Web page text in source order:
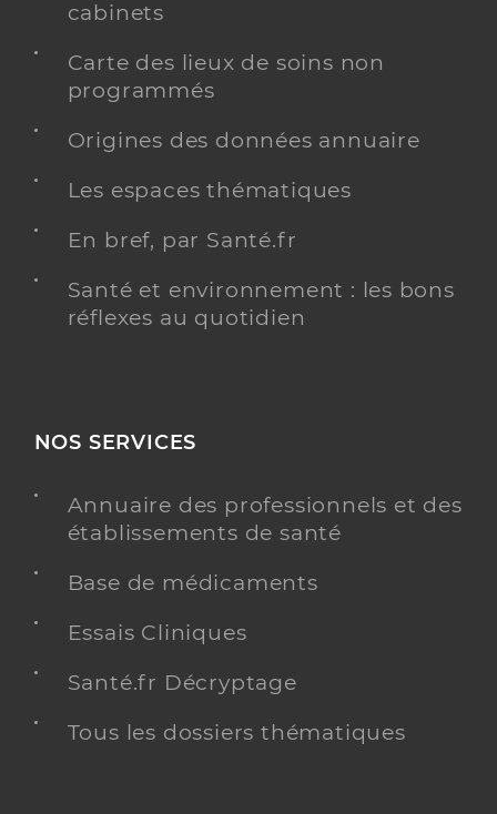
cabinets
Carte des lieux de soins non
programmés
Origines des données annuaire
Les espaces thématiques
En bref, par Santé.fr
Santé et environnement : les bons
réflexes au quotidien
NOS SERVICES
Annuaire des professionnels et des
établissements de santé
Base de médicaments
Essais Cliniques
Santé.fr Décryptage
Tous les dossiers thématiques